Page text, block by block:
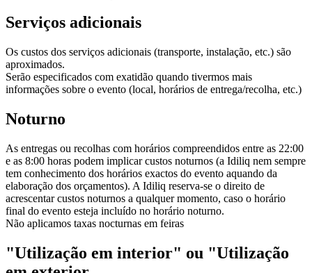
Serviços adicionais
Os custos dos serviços adicionais (transporte, instalação, etc.) são
aproximados.
Serão especificados com exatidão quando tivermos mais
informações sobre o evento (local, horários de entrega/recolha, etc.)
Noturno
As entregas ou recolhas com horários compreendidos entre as 22:00
e as 8:00 horas podem implicar custos noturnos (a Idiliq nem sempre
tem conhecimento dos horários exactos do evento aquando da
elaboração dos orçamentos). A Idiliq reserva-se o direito de
acrescentar custos noturnos a qualquer momento, caso o horário
final do evento esteja incluído no horário noturno.
Não aplicamos taxas nocturnas em feiras
"Utilização em interior" ou "Utilização